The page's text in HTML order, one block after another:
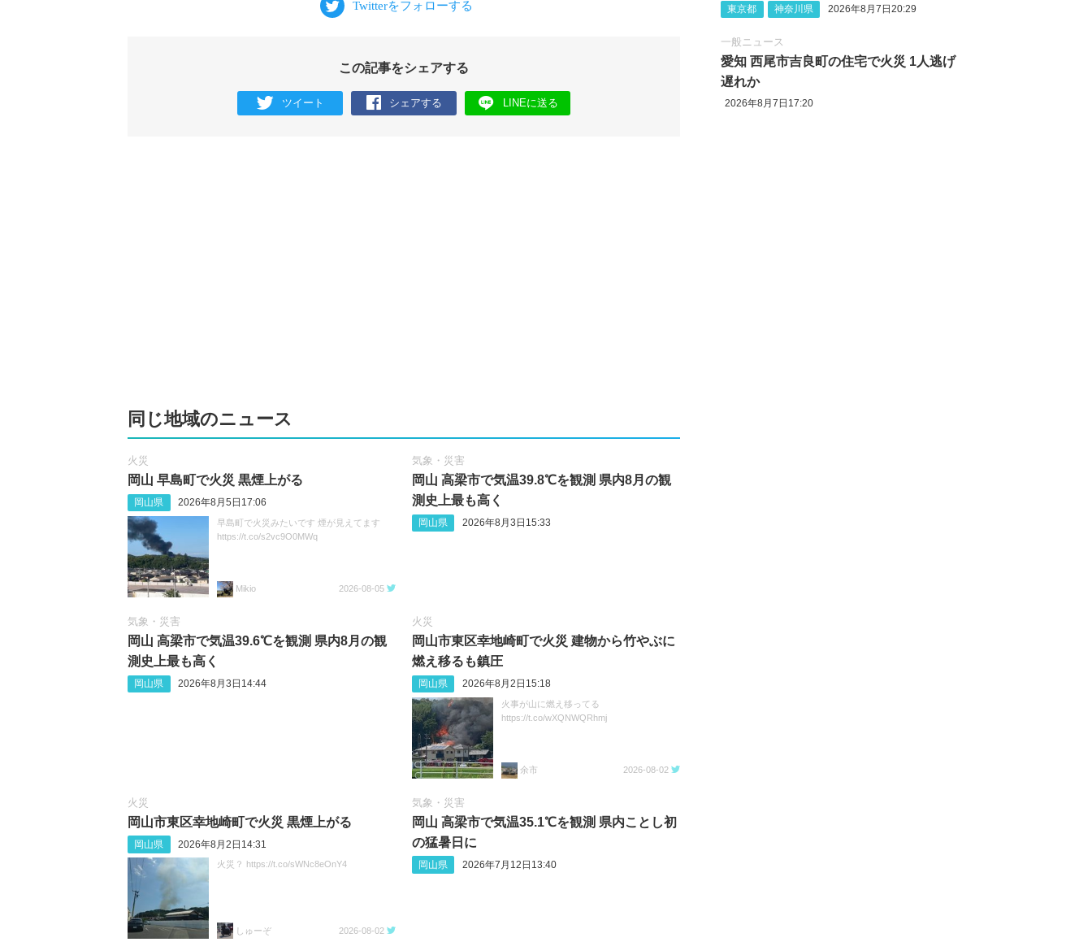
この記事をシェアする
ツイート シェアする LINEに送る
同じ地域のニュース
火災
岡山 早島町で火災 黒煙上がる
岡山県 2026年8月5日17:06
早島町で火災みたいです 煙が見えてます
https://t.co/s2vc9O0MWq
Mikio 2026-08-05
気象・災害
岡山 高梁市で気温39.8℃を観測 県内8月の観
測史上最も高く
岡山県 2026年8月3日15:33
気象・災害
岡山 高梁市で気温39.6℃を観測 県内8月の観
測史上最も高く
岡山県 2026年8月3日14:44
火災
岡山市東区幸地崎町で火災 建物から竹やぶに
燃え移るも鎮圧
岡山県 2026年8月2日15:18
火事が山に燃え移ってる
https://t.co/wXQNWQRhmj
余市 2026-08-02
火災
岡山市東区幸地崎町で火災 黒煙上がる
岡山県 2026年8月2日14:31
火災？ https://t.co/sWNc8eOnY4
しゅーぞ 2026-08-02
気象・災害
岡山 高梁市で気温35.1℃を観測 県内ことし初
の猛暑日に
岡山県 2026年7月12日13:40
東京都 神奈川県 2026年8月7日20:29
一般ニュース
愛知 西尾市吉良町の住宅で火災 1人逃げ
遅れか
2026年8月7日17:20